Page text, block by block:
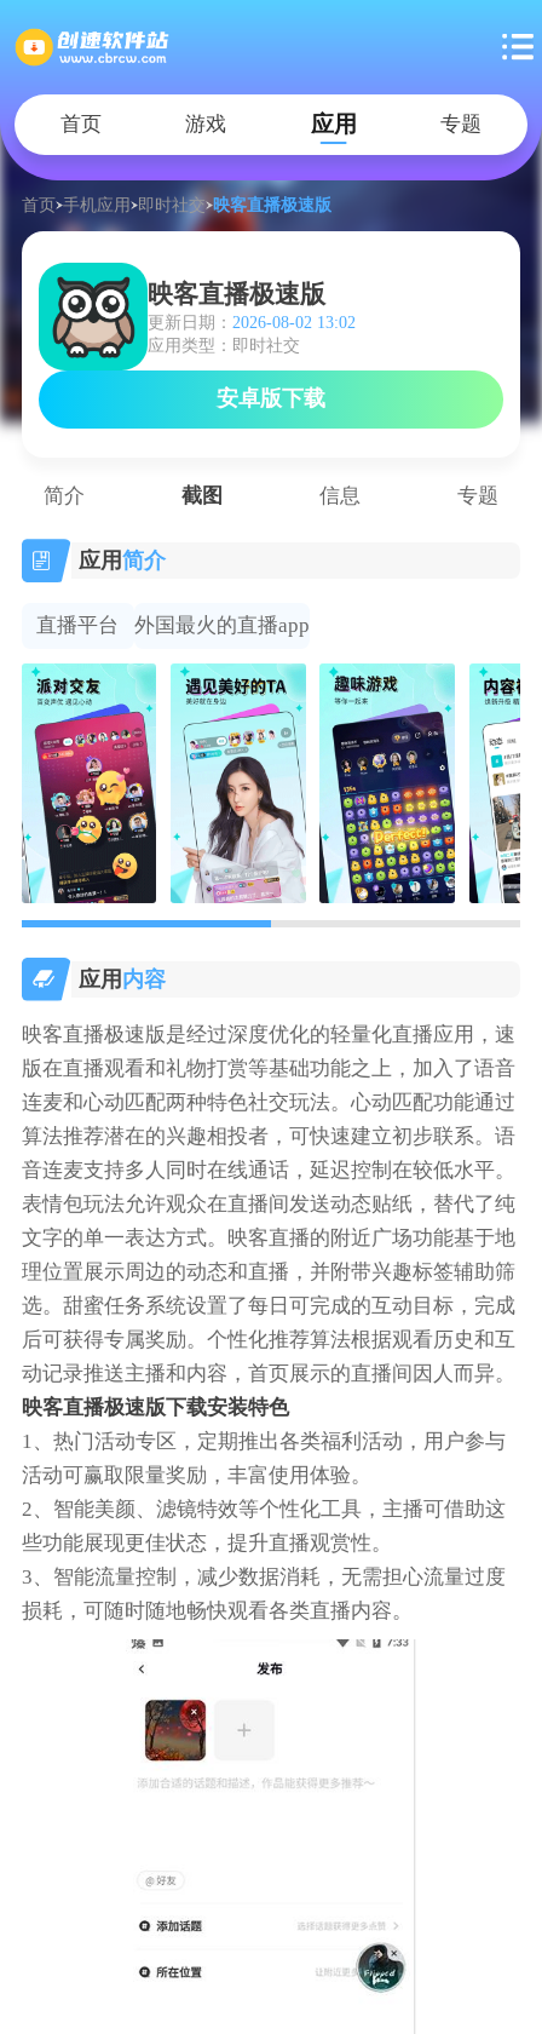
首页 游戏 应用 专题
首页 手机应用 即时社交 映客直播极速版
映客直播极速版
更新日期： 2026-08-02 13:02
应用类型：即时社交
安卓版下载
简介 截图 信息 专题
应用简介
直播平台 外国最火的直播app
应用 内容
映客直播极速版是经过深度优化的轻量化直播应用，速
版在直播观看和礼物打赏等基础功能之上，加入了语音
连麦和心动匹配两种特色社交玩法。心动匹配功能通过
算法推荐潜在的兴趣相投者，可快速建立初步联系。语
音连麦支持多人同时在线通话，延迟控制在较低水平。
表情包玩法允许观众在直播间发送动态贴纸，替代了纯
文字的单一表达方式。映客直播的附近广场功能基于地
理位置展示周边的动态和直播，并附带兴趣标签辅助筛
选。甜蜜任务系统设置了每日可完成的互动目标，完成
后可获得专属奖励。个性化推荐算法根据观看历史和互
动记录推送主播和内容，首页展示的直播间因人而异。
映客直播极速版下载安装特色
1、热门活动专区，定期推出各类福利活动，用户参与
活动可赢取限量奖励，丰富使用体验。
2、智能美颜、滤镜特效等个性化工具，主播可借助这
些功能展现更佳状态，提升直播观赏性。
3、智能流量控制，减少数据消耗，无需担心流量过度
损耗，可随时随地畅快观看各类直播内容。